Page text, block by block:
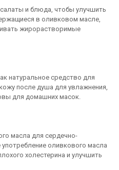
и блюда, чтобы улучшить
в оливковом масле,
жирорастворимые
натуральное средство для
после душа для увлажнения,
для домашних масок.
масла для сердечно-
оливкового масла
холестерина и улучшить